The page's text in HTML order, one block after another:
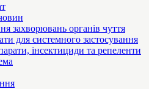
захворювань органів чуття
для системного застосування
інсектициди та репеленти